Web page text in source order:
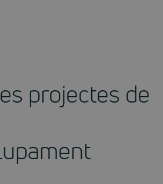
projectes de